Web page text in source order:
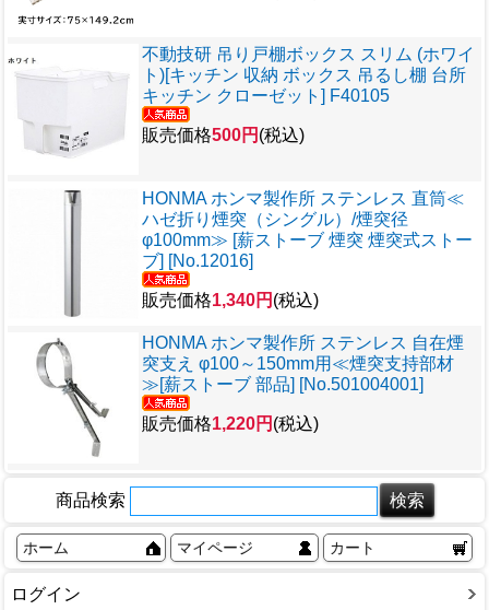
不動技研 吊り戸棚ボックス スリム (ホワイ
ト)[キッチン 収納 ボックス 吊るし棚 台所
キッチン クローゼット] F40105
販売価格500円 (税込)
HONMA ホンマ製作所 ステンレス 直筒≪
ハゼ折り煙突（シングル）/煙突径
φ100mm≫ [薪ストーブ 煙突 煙突式ストー
ブ] [No.12016]
販売価格1,340円 (税込)
HONMA ホンマ製作所 ステンレス 自在煙
突支え φ100～150mm用≪煙突支持部材
≫[薪ストーブ 部品] [No.501004001]
販売価格1,220円 (税込)
商品検索
ホーム マイページ カート
ログイン